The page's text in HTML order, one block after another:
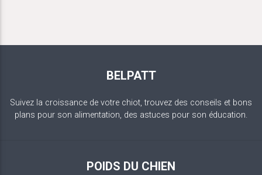
BELPATT
Suivez la croissance de votre chiot, trouvez des conseils et bons
plans pour son alimentation, des astuces pour son éducation.
POIDS DU CHIEN